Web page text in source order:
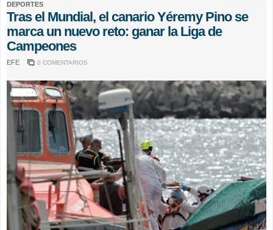
DEPORTES
Tras el Mundial, el canario Yéremy Pino se
marca un nuevo reto: ganar la Liga de
Campeones
EFE 0 COMENTARIOS